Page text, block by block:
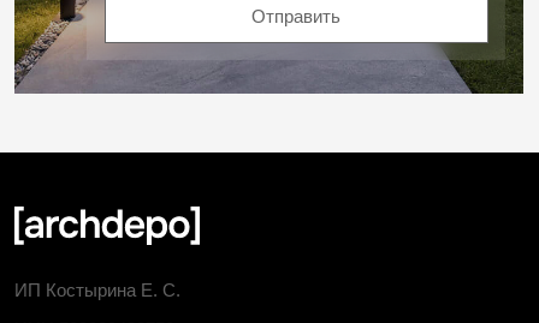
Политика конфиденциальности
Разработка сайта
Карта сайта